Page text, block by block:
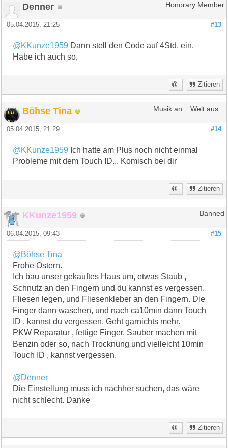
Denner Honorary Member
#13
05.04.2015, 21:25
@KKunze1959 Dann stell den Code auf 4Std. ein.
Habe ich auch so,
Zitieren
Böhse Tina Musik an... Welt aus...
#14
05.04.2015, 21:29
@KKunze1959 Ich hatte am Plus noch nicht einmal
Probleme mit dem Touch ID... Komisch bei dir
Zitieren
KKunze1959 Banned
#15
06.04.2015, 09:43
@Böhse Tina
Frohe Ostern.
Ich bau unser gekauftes Haus um, etwas Staub ,
Schnutz an den Fingern und du kannst es vergessen.
Fliesen legen, und Fliesenkleber an den Fingern. Die
Finger dann waschen, und nach ca10min dann Touch
ID , kannst du vergessen. Geht garnichts mehr.
PKW Reparatur , fettige Finger. Sauber machen mit
Benzin oder so, nach Trocknung und vielleicht 10min
Touch ID , kannst vergessen.
@Denner
Die Einstellung muss ich nachher suchen, das wäre
nicht schlecht. Danke
Zitieren